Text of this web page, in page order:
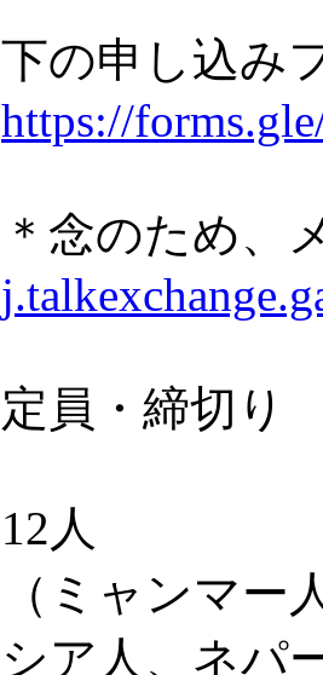
下の申し込み
https://
＊念のため、
定員・締切り
12人
（ミャンマ
シア人、ネパ